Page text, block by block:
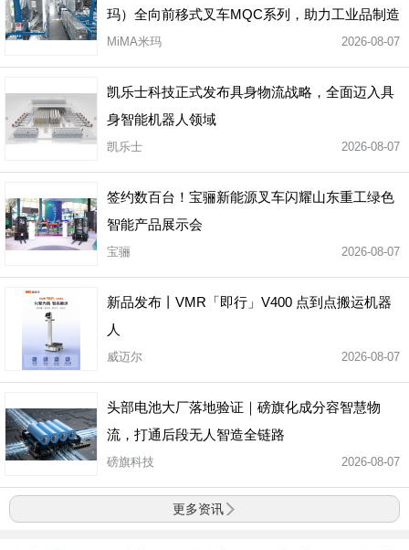
玛）全向前移式叉车MQC系列，助力工业品制造
业仓储高效搬运！
MiMA米玛 2026-08-07
凯乐士科技正式发布具身物流战略，全面迈入具
身智能机器人领域
凯乐士 2026-08-07
签约数百台！宝骊新能源叉车闪耀山东重工绿色
智能产品展示会
宝骊 2026-08-07
新品发布丨VMR「即行」V400 点到点搬运机器
人
威迈尔 2026-08-07
头部电池大厂落地验证｜磅旗化成分容智慧物
流，打通后段无人智造全链路
磅旗科技 2026-08-07
更多资讯